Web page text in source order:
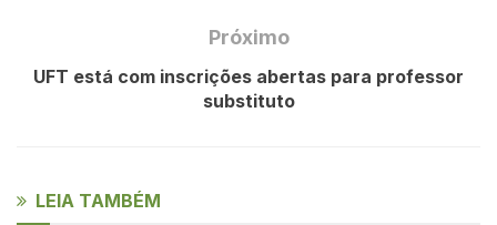
Próximo
UFT está com inscrições abertas para professor
substituto
LEIA TAMBÉM